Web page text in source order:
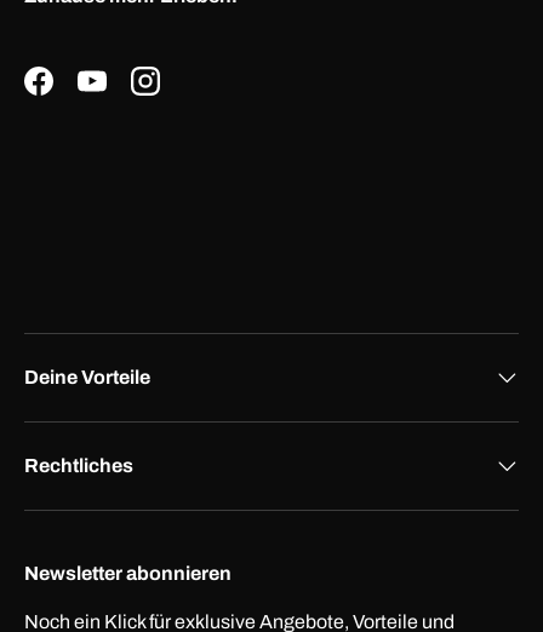
FacebookYouTubeInstagram
Deine Vorteile
Rechtliches
Newsletter abonnieren
Noch ein Klick für exklusive Angebote, Vorteile und